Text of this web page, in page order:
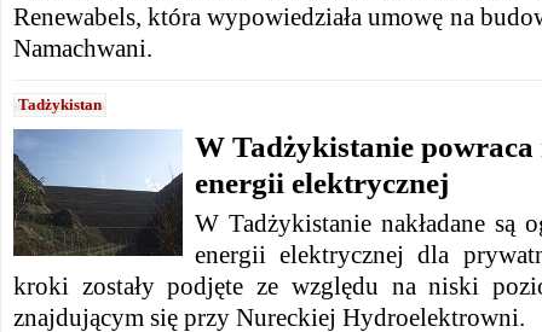
Renewabels, która wypowiedziała umowę na
Namachwani.
Tadżykistan
W Tadżykistanie
energii elektrycznej
W Tadżykistanie nakładane są
energii elektrycznej dla
kroki zostały podjęte ze względu na niski
znajdującym się przy Nureckiej Hydroelektrowni.